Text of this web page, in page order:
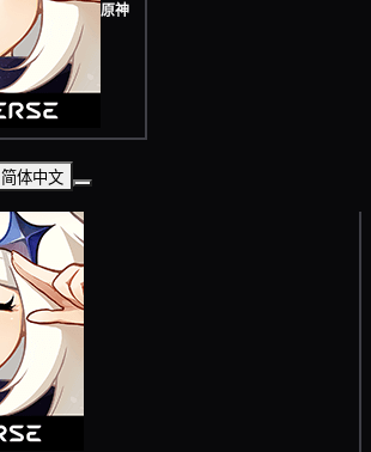
原神
简体中文